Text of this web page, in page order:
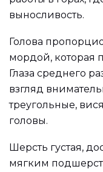
выносливость.
Голова
мордой, которая
Глаза среднего
взгляд
треугольные,
головы.
Шерсть густая,
мягким